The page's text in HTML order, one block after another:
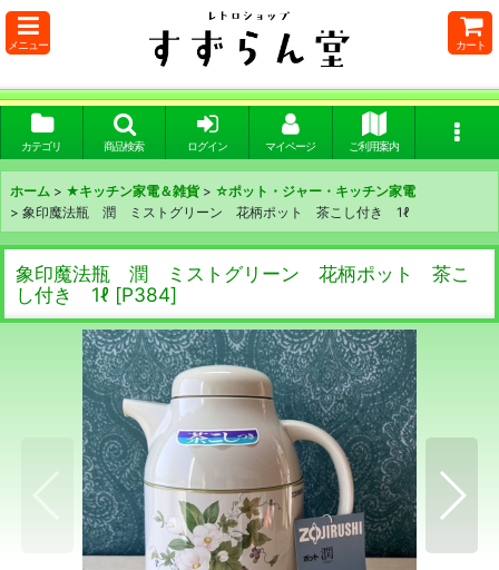
メニュー カート
カテゴリ 商品検索 ログイン マイページ ご利用案内
ホーム > ★キッチン家電＆雑貨 > ☆ポット・ジャー・キッチン家電
> 象印魔法瓶 潤 ミストグリーン 花柄ポット 茶こし付き 1ℓ
象印魔法瓶 潤 ミストグリーン 花柄ポット 茶こ
し付き 1ℓ [P384]